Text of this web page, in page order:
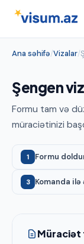
Ana səhifə/Vizalar/
Şengen
Formu tam və
müraciətinizi
1 Formu
3 Komanda ilə
Müraciət